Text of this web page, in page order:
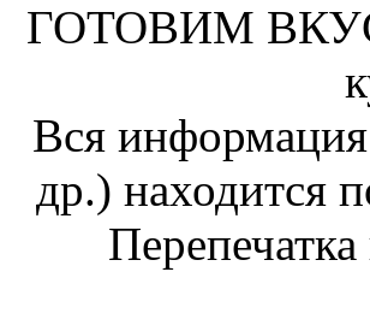
ГОТОВИМ
Вся
др.) находится